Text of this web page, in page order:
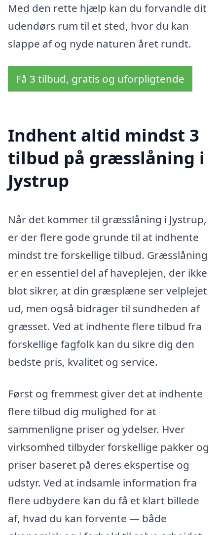
Med den rette hjælp kan du forvandle dit
udendørs rum til et sted, hvor du kan
slappe af og nyde naturen året rundt.
Få 3 tilbud, gratis og uforpligtende
Indhent altid mindst 3
tilbud på græsslåning i
Jystrup
Når det kommer til græsslåning i Jystrup,
er der flere gode grunde til at indhente
mindst tre forskellige tilbud. Græsslåning
er en essentiel del af haveplejen, der ikke
blot sikrer, at din græsplæne ser velplejet
ud, men også bidrager til sundheden af
græsset. Ved at indhente flere tilbud fra
forskellige fagfolk kan du sikre dig den
bedste pris, kvalitet og service.
Først og fremmest giver det at indhente
flere tilbud dig mulighed for at
sammenligne priser og ydelser. Hver
virksomhed tilbyder forskellige pakker og
priser baseret på deres ekspertise og
udstyr. Ved at indsamle information fra
flere udbydere kan du få et klart billede
af, hvad du kan forvente — både